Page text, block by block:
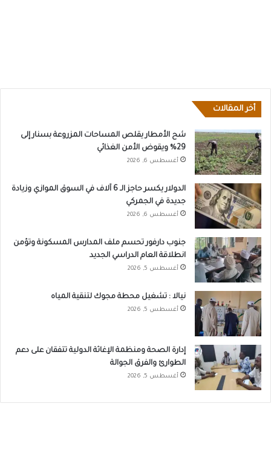
أخر المقالات
شح الأمطار يقلص المساحات المزروعة بسنار إلى
29% ويقوض الأمن الغذائي
أغسطس 6, 2026
الدولار يكسر حاجز الـ 6 آلاف في السوق الموازي وزيادة
جديدة في الجمركي
أغسطس 6, 2026
جنوب دارفور تحسم ملف المدارس المسكونة وتؤمن
انطلاقة العام الدراسي الجديد
أغسطس 5, 2026
نيالا : تشغيل محطة مجوك لتنقية المياه
أغسطس 5, 2026
إدارة الصحة ومنظمة الإغاثة الدولية تتفقان على دعم
الطوارئ والفرق الجوالة
أغسطس 5, 2026